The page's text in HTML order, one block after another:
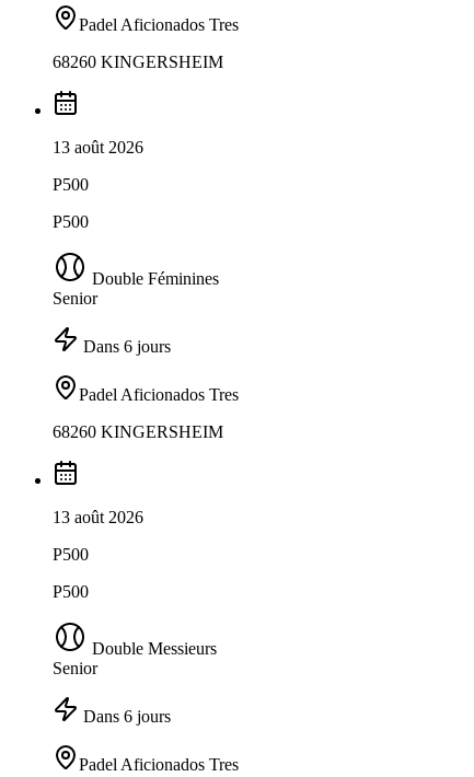
Padel Aficionados Tres
68260 KINGERSHEIM
13 août 2026
P500
P500
Double Féminines
Senior
Dans 6 jours
Padel Aficionados Tres
68260 KINGERSHEIM
13 août 2026
P500
P500
Double Messieurs
Senior
Dans 6 jours
Padel Aficionados Tres